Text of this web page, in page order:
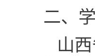
二、
山